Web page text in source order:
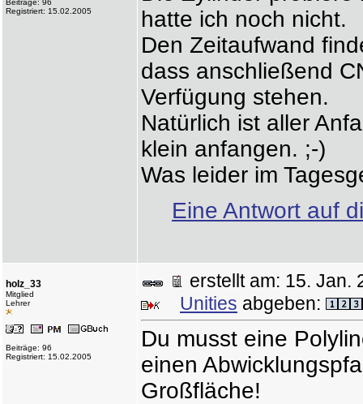
Beiträge: 96
Registriert: 15.02.2005
hatte ich noch nicht.
Den Zeitaufwand
dass anschließend
Verfügung stehen.
Natürlich ist aller
klein anfangen. ;-)
Was leider im
Eine Antwort auf
holz_33
Mitglied
Lehrer
Beiträge: 96
Registriert: 15.02.2005
erstellt am: 15.
Unities abgeben:
Du musst eine
einen
Großfläche!